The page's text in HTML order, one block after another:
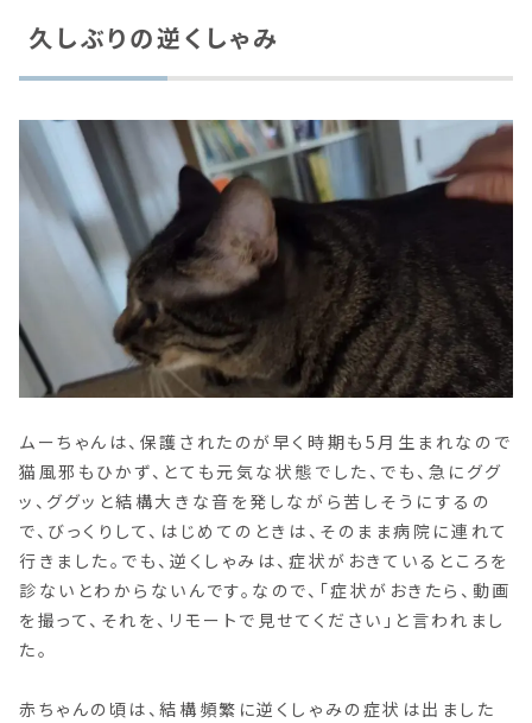
久しぶりの逆くしゃみ
ムーちゃんは、保護されたのが早く時期も5月生まれなので
猫風邪もひかず、とても元気な状態でした、でも、急にググ
ッ、ググッと結構大きな音を発しながら苦しそうにするの
で、びっくりして、はじめてのときは、そのまま病院に連れて
行きました。でも、逆くしゃみは、症状がおきているところを
診ないとわからないんです。なので、「症状がおきたら、動画
を撮って、それを、リモートで見せてください」と言われまし
た。
赤ちゃんの頃は、結構頻繁に逆くしゃみの症状は出ました